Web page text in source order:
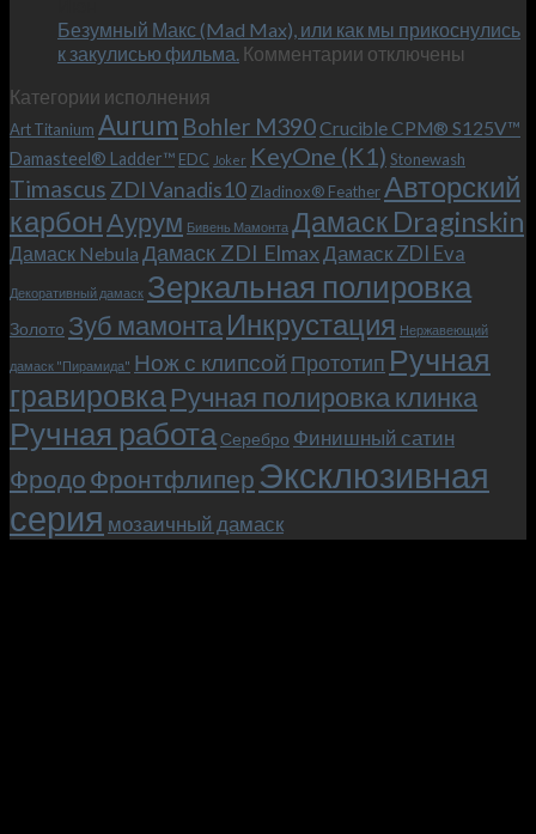
«Фродо».
Теперь
и
клипсой!
Безумный Макс (Mad Max), или как мы прикоснулись
к закулисью фильма. Комментарии к
Макс
(Mad
Max),
или
как
мы
прикоснулись
к
фильма.
отключены
Категории исполнения
Art Titanium Aurum Bohler M390Crucible CPM® S125V™
Damasteel® Ladder™ EDC Joker KeyOne (K1) Stonewash
Timascus ZDI Vanadis10 Zladinox® FeatherАвторский
карбонАурум Бивень Мамонта Дамаск Draginskin
Дамаск Nebula Дамаск ZDI Elmax Дамаск ZDI Eva
Декоративный дамаск Зеркальная полировка
Золото Зуб мамонтаИнкрустация Нержавеющий
дамаск "Пирамида" Нож с клипсой Прототип Ручная
гравировкаРучная полировка клинка
Ручная работа Серебро Финишный сатин
Фродо Фронтфлипер Эксклюзивная
серия мозаичный дамаск